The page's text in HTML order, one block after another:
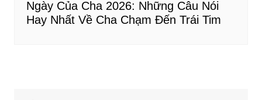
Ngày Của Cha 2026: Những Câu Nói
Hay Nhất Về Cha Chạm Đến Trái Tim